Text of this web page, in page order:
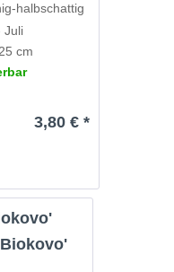
halbschattig
Juli
cm
3,80 € *